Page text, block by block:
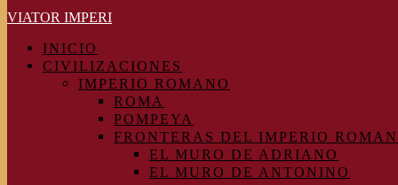
VIATOR IMPERI
INICIO
CIVILIZACIONES
IMPERIO ROMANO
ROMA
POMPEYA
FRONTERAS DEL IMPERIO
EL MURO DE ADRIANO
EL MURO DE ANTONINO